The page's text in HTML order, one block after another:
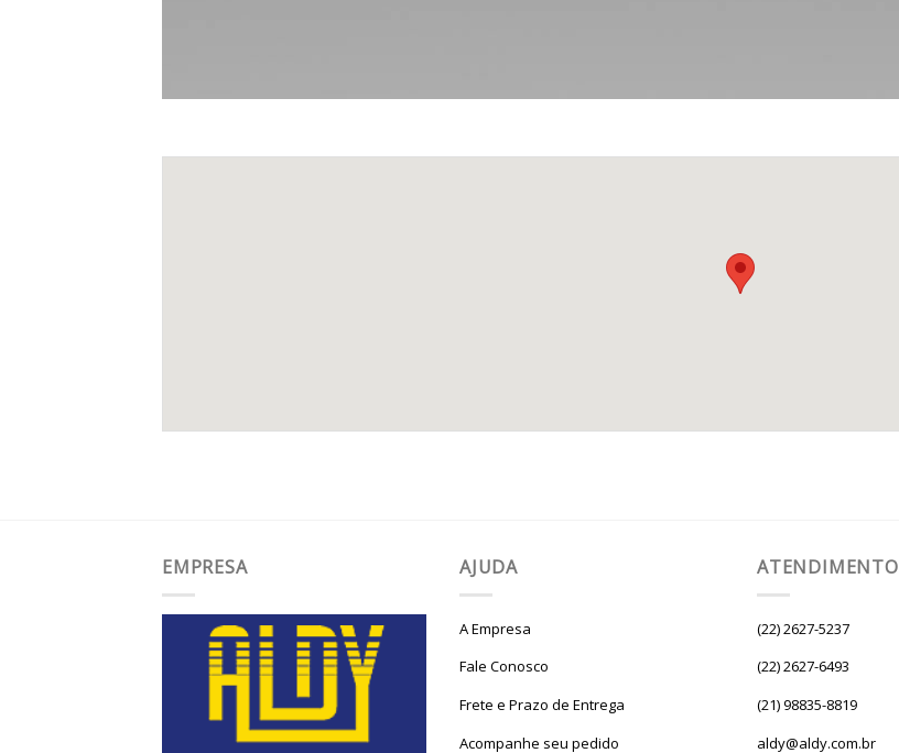
EMPRESA AJUDA
A Empresa
Fale Conosco
Frete e Prazo de Entrega
Acompanhe seu pedido
ATENDIMENTO
(22) 2627-5237
(22) 2627-6493
(21) 98835-8819
aldy@aldy.com.br